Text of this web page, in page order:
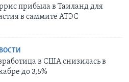
прибыла в Таиланд для
в саммите АТЭС
в США снизилась в
до 3,5%